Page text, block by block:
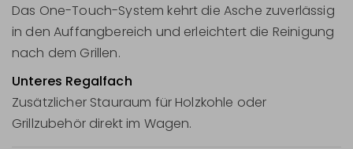
Das One-Touch-System kehrt die Asche zuverlässig
in den Auffangbereich und erleichtert die Reinigung
nach dem Grillen.
Unteres Regalfach
Zusätzlicher Stauraum für Holzkohle oder
Grillzubehör direkt im Wagen.